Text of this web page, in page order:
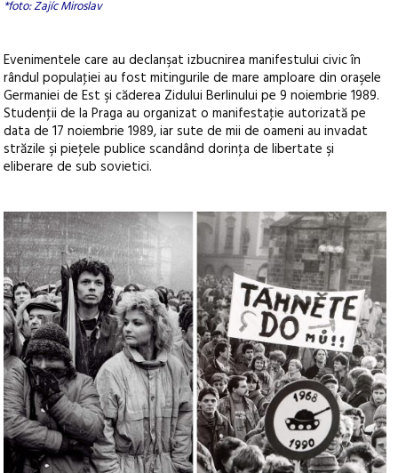
*foto: Zajíc Miroslav
Evenimentele care au declanşat izbucnirea manifestului civic în
rândul populaţiei au fost mitingurile de mare amploare din oraşele
Germaniei de Est şi căderea Zidului Berlinului pe 9 noiembrie 1989.
Studenţii de la Praga au organizat o manifestaţie autorizată pe
data de 17 noiembrie 1989, iar sute de mii de oameni au invadat
străzile şi pieţele publice scandând dorinţa de libertate şi
eliberare de sub sovietici.